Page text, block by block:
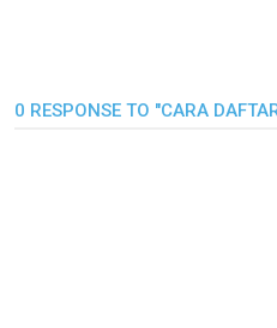
0 RESPONSE TO "CARA